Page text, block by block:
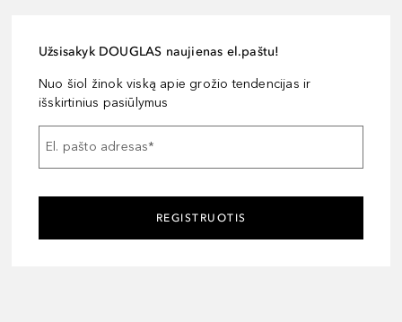
Užsisakyk DOUGLAS naujienas el.paštu!
Nuo šiol žinok viską apie grožio tendencijas ir
išskirtinius pasiūlymus
El. pašto adresas*
REGISTRUOTIS